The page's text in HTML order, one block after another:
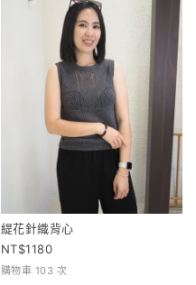
緹花針織背心
1180
購物車 103 次